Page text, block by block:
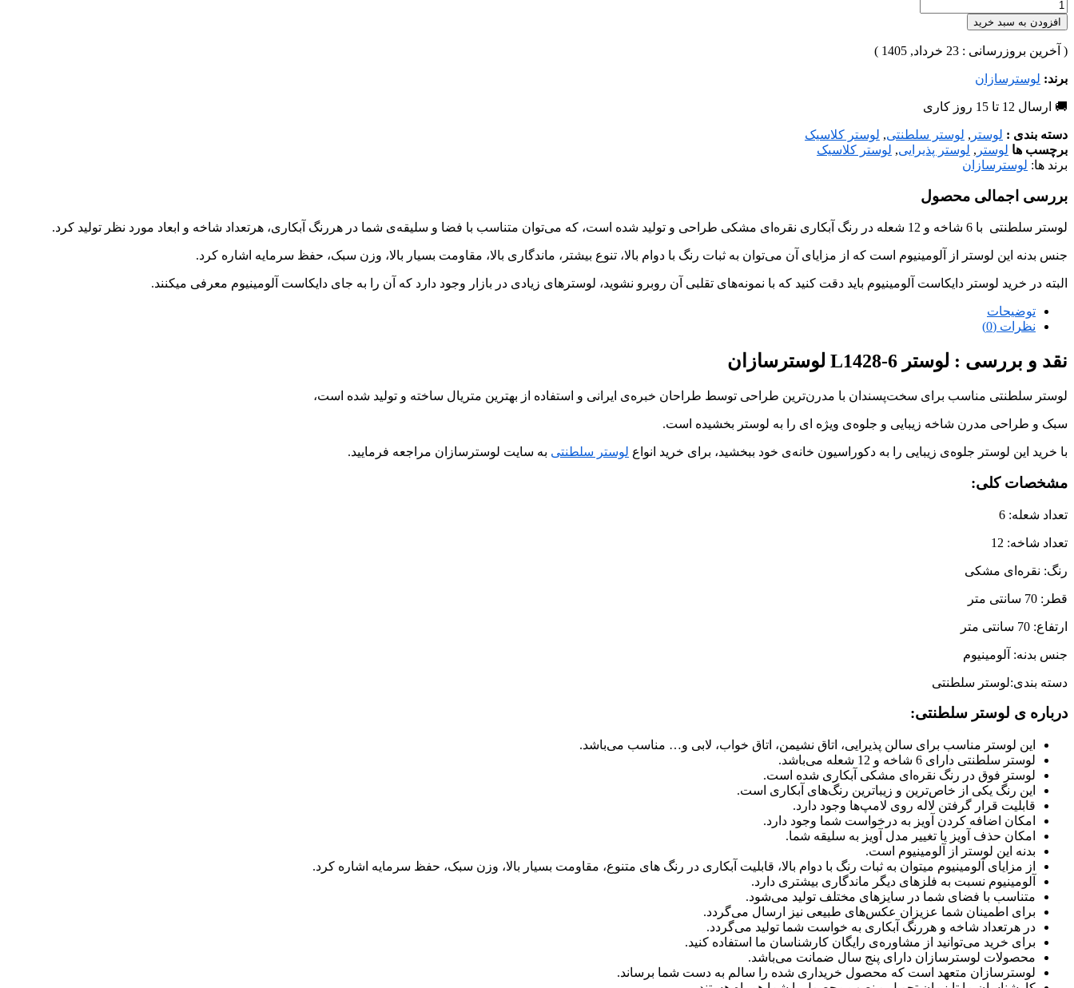
افزودن به سبد خرید
( آخرین بروزرسانی : 23 خرداد, 1405 )
برند: لوسترسازان
🚚 ارسال 12 تا 15 روز کاری
دسته بندی : لوستر , لوستر سلطنتی, لوستر کلاسیک
برچسب ها لوستر , لوستر پذیرایی, لوستر کلاسیک
برند ها: لوسترسازان
بررسی اجمالی محصول
لوستر سلطنتی با 6 شاخه و 12 شعله در رنگ آبکاری نقره‌ای مشکی طراحی و تولید شده است، که می‌توان متناسب با فضا و سلیقه‌ی شما در هررنگ آبکاری، هرتعداد شاخه و ابعاد مورد نظر تولید کرد.
جنس بدنه این لوستر از آلومینیوم است که از مزایای آن می‌توان به ثبات رنگ با دوام بالا، تنوع بیشتر، ماندگاری بالا، مقاومت بسیار بالا، وزن سبک، حفظ سرمایه اشاره کرد.
البته در خرید لوستر دایکاست آلومینیوم باید دقت کنید که با نمونه‌های تقلبی آن روبرو نشوید، لوسترهای زیادی در بازار وجود دارد که آن را به جای دایکاست آلومینیوم معرفی میکنند.
توضیحات
نظرات (0)
نقد و بررسی : لوستر L1428-6 لوسترسازان
لوستر سلطنتی مناسب برای سخت‌پسندان با مدرن‌ترین طراحی توسط طراحان خبره‌ی ایرانی و استفاده از بهترین متریال ساخته و تولید شده است،
سبک و طراحی مدرن شاخه زیبایی و جلوه‌ی ویژه ای را به لوستر بخشیده است.
با خرید این لوستر جلوه‌ی زیبایی را به دکوراسیون خانه‌ی خود ببخشید، برای خرید انواع لوستر سلطنتی به سایت لوسترسازان مراجعه فرمایید.
مشخصات کلی:
تعداد شعله: 6
تعداد شاخه: 12
رنگ: نقره‌ای مشکی
قطر: 70 سانتی متر
ارتفاع: 70 سانتی متر
جنس بدنه: آلومینیوم
دسته بندی:لوستر سلطنتی
درباره ی لوستر سلطنتی:
این لوستر مناسب برای سالن پذیرایی، اتاق نشیمن، اتاق خواب، لابی و… مناسب می‌باشد.
لوستر سلطنتی دارای 6 شاخه و 12 شعله می‌باشد.
لوستر فوق در رنگ نقره‌ای مشکی آبکاری شده است.
این رنگ یکی از خاص‌ترین و زیباترین رنگ‌های آبکاری است.
قابلیت قرار گرفتن لاله روی لامپ‌ها وجود دارد.
امکان اضافه کردن آویز به درخواست شما وجود دارد.
امکان حذف آویز یا تغییر مدل آویز به سلیقه شما.
بدنه این لوستر از آلومینیوم است.
از مزایای آلومینیوم میتوان به ثبات رنگ با دوام بالا، قابلیت آبکاری در رنگ های متنوع، مقاومت بسیار بالا، وزن سبک، حفظ سرمایه اشاره کرد.
آلومینیوم نسبت به فلزهای دیگر ماندگاری بیشتری دارد.
متناسب با فضای شما در سایزهای مختلف تولید می‌شود.
برای اطمینان شما عزیزان عکس‌های طبیعی نیز ارسال می‌گردد.
در هرتعداد شاخه و هررنگ آبکاری به خواست شما تولید می‌گردد.
برای خرید می‌توانید از مشاوره‌ی رایگان کارشناسان ما استفاده کنید.
محصولات لوسترسازان دارای پنج سال ضمانت می‌باشد.
لوسترسازان متعهد است که محصول خریداری شده را سالم به دست شما برساند.